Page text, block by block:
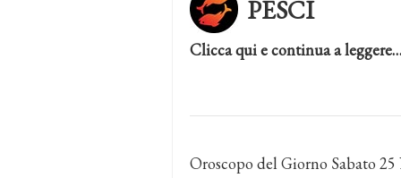
PESCI
Clicca qui e continua a leggere…
Oroscopo del Giorno Sabato